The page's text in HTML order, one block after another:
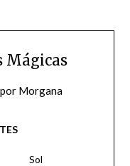
Mágicas
por Morgana